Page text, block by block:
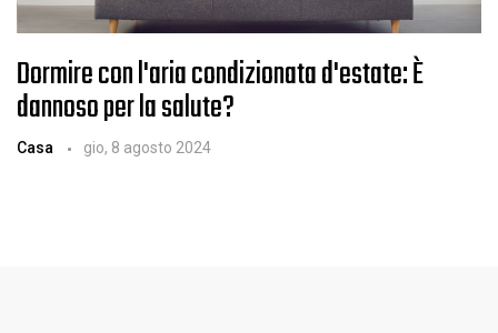
Dormire con l'aria condizionata d'estate: È
dannoso per la salute?
Casa gio, 8 agosto 2024